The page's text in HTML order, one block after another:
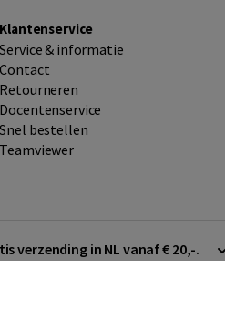
Klantenservice
Service & informatie
Contact
Retourneren
Docentenservice
Snel bestellen
Teamviewer
verzending in NL vanaf € 20,-.